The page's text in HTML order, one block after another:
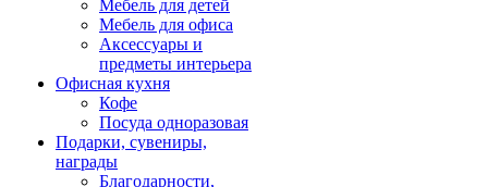
Мебель для детей
Мебель для офиса
Аксессуары и
предметы интерьера
Офисная кухня
Кофе
Посуда одноразовая
Подарки, сувениры,
награды
Благодарности,